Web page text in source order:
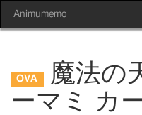
Animumemo
魔法の
ーマミ カ